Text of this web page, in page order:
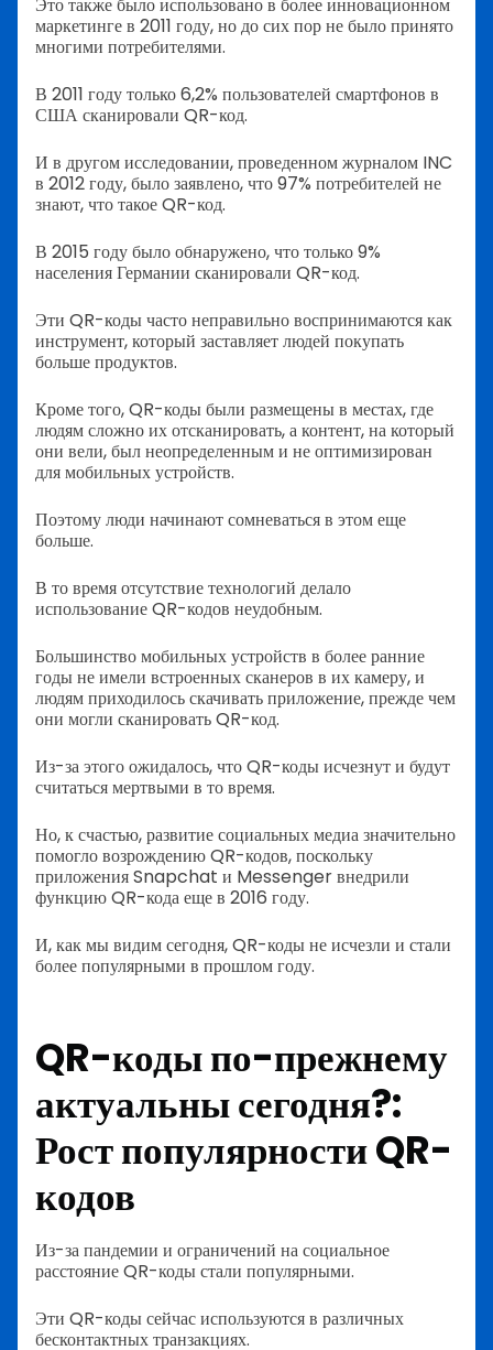
Это также было использовано в более инновационном
маркетинге в 2011 году, но до сих пор не было принято
многими потребителями.
В 2011 году только 6,2% пользователей смартфонов в
США сканировали QR-код.
И в другом исследовании, проведенном журналом INC
в 2012 году, было заявлено, что 97% потребителей не
знают, что такое QR-код.
В 2015 году было обнаружено, что только 9%
населения Германии сканировали QR-код.
Эти QR-коды часто неправильно воспринимаются как
инструмент, который заставляет людей покупать
больше продуктов.
Кроме того, QR-коды были размещены в местах, где
людям сложно их отсканировать, а контент, на который
они вели, был неопределенным и не оптимизирован
для мобильных устройств.
Поэтому люди начинают сомневаться в этом еще
больше.
В то время отсутствие технологий делало
использование QR-кодов неудобным.
Большинство мобильных устройств в более ранние
годы не имели встроенных сканеров в их камеру, и
людям приходилось скачивать приложение, прежде чем
они могли сканировать QR-код.
Из-за этого ожидалось, что QR-коды исчезнут и будут
считаться мертвыми в то время.
Но, к счастью, развитие социальных медиа значительно
помогло возрождению QR-кодов, поскольку
приложения Snapchat и Messenger внедрили
функцию QR-кода еще в 2016 году.
И, как мы видим сегодня, QR-коды не исчезли и стали
более популярными в прошлом году.
QR-коды по-прежнему
актуальны сегодня?:
Рост популярности QR-
кодов
Из-за пандемии и ограничений на социальное
расстояние QR-коды стали популярными.
Эти QR-коды сейчас используются в различных
бесконтактных транзакциях.